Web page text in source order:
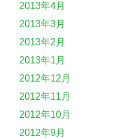
2013年4月
2013年3月
2013年2月
2013年1月
2012年12月
2012年11月
2012年10月
2012年9月